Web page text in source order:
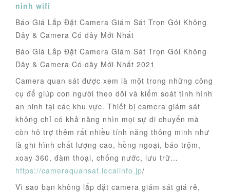
ninh wifi
Báo Giá Lắp Đặt Camera Giám Sát Trọn Gói Không
Dây & Camera Có dây Mới Nhất
Báo Giá Lắp Đặt Camera Giám Sát Trọn Gói Không
Dây & Camera Có dây Mới Nhất 2021
Camera quan sát được xem là một trong những công
cụ để giúp con người theo dõi và kiểm soát tình hình
an ninh tại các khu vực. Thiết bị camera giám sát
không chỉ có khả năng nhìn mọi sự di chuyển mà
còn hỗ trợ thêm rất nhiều tính năng thông minh như
là ghi hình chất lượng cao, hồng ngoại, báo trộm,
xoay 360, đàm thoại, chống nước, lưu trữ…
https://cameraquansat.localinfo.jp/
Vì sao bạn không lắp đặt camera giám sát giá rẻ,